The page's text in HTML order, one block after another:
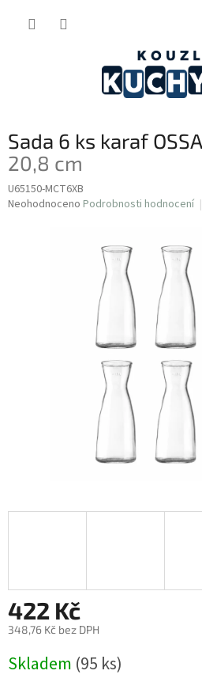
Sada 6 ks karaf
20,8 cm
U65150-MCT6XB
Průměrné
Neohodnoceno Podrobnosti hodnocení
422 Kč
348,76 Kč bez DPH
cena:
Skladem (95 ks)